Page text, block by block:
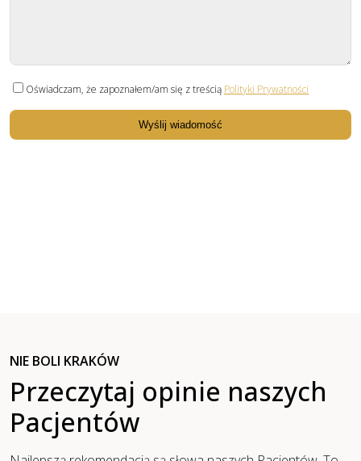
Oświadczam, że zapoznałem/am się z treścią Polityki Prywatności
NIE BOLI KRAKÓW
Przeczytaj opinie naszych
Pacjentów